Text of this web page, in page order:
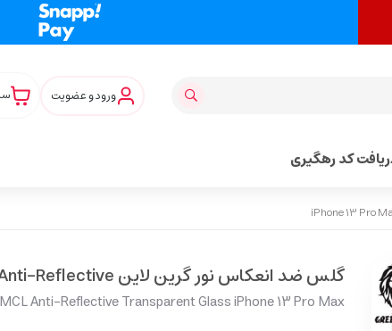
ورود و عضویت
کد رهگیری
گلس ضد انعکاس نور گرین لاین Anti-Reflective آیفون iPhone 13 Pro Max
Anti-Reflective Transparent Glass iPhone 13 Pro Max